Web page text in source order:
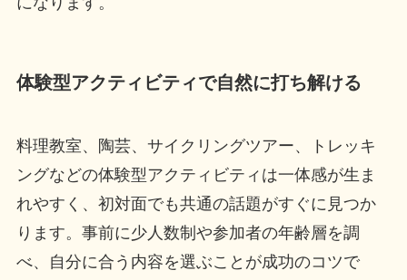
体験型アクティビティで自然に打ち解ける
料理教室、陶芸、サイクリングツアー、トレッキ
ングなどの体験型アクティビティは一体感が生ま
れやすく、初対面でも共通の話題がすぐに見つか
ります。事前に少人数制や参加者の年齢層を調
べ、自分に合う内容を選ぶことが成功のコツで